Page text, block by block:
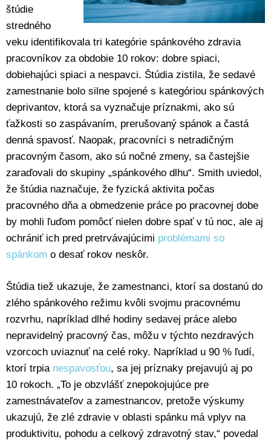
štúdie
stredného
veku identifikovala tri kategórie spánkového zdravia
pracovníkov za obdobie 10 rokov: dobre spiaci,
dobiehajúci spiaci a nespavci. Štúdia zistila, že sedavé
zamestnanie bolo silne spojené s kategóriou spánkových
deprivantov, ktorá sa vyznačuje príznakmi, ako sú
ťažkosti so zaspávaním, prerušovaný spánok a častá
denná spavosť. Naopak, pracovníci s netradičným
pracovným časom, ako sú nočné zmeny, sa častejšie
zaraďovali do skupiny „spánkového dlhu“. Smith uviedol,
že štúdia naznačuje, že fyzická aktivita počas
pracovného dňa a obmedzenie práce po pracovnej dobe
by mohli ľuďom pomôcť nielen dobre spať v tú noc, ale aj
ochrániť ich pred pretrvávajúcimi problémami so
spánkom o desať rokov neskôr.
Štúdia tiež ukazuje, že zamestnanci, ktorí sa dostanú do
zlého spánkového režimu kvôli svojmu pracovnému
rozvrhu, napríklad dlhé hodiny sedavej práce alebo
nepravidelný pracovný čas, môžu v týchto nezdravých
vzorcoch uviaznuť na celé roky. Napríklad u 90 % ľudí,
ktorí trpia nespavosťou, sa jej príznaky prejavujú aj po
10 rokoch. „To je obzvlášť znepokojujúce pre
zamestnávateľov a zamestnancov, pretože výskumy
ukazujú, že zlé zdravie v oblasti spánku má vplyv na
produktivitu, pohodu a celkový zdravotný stav,“ povedal